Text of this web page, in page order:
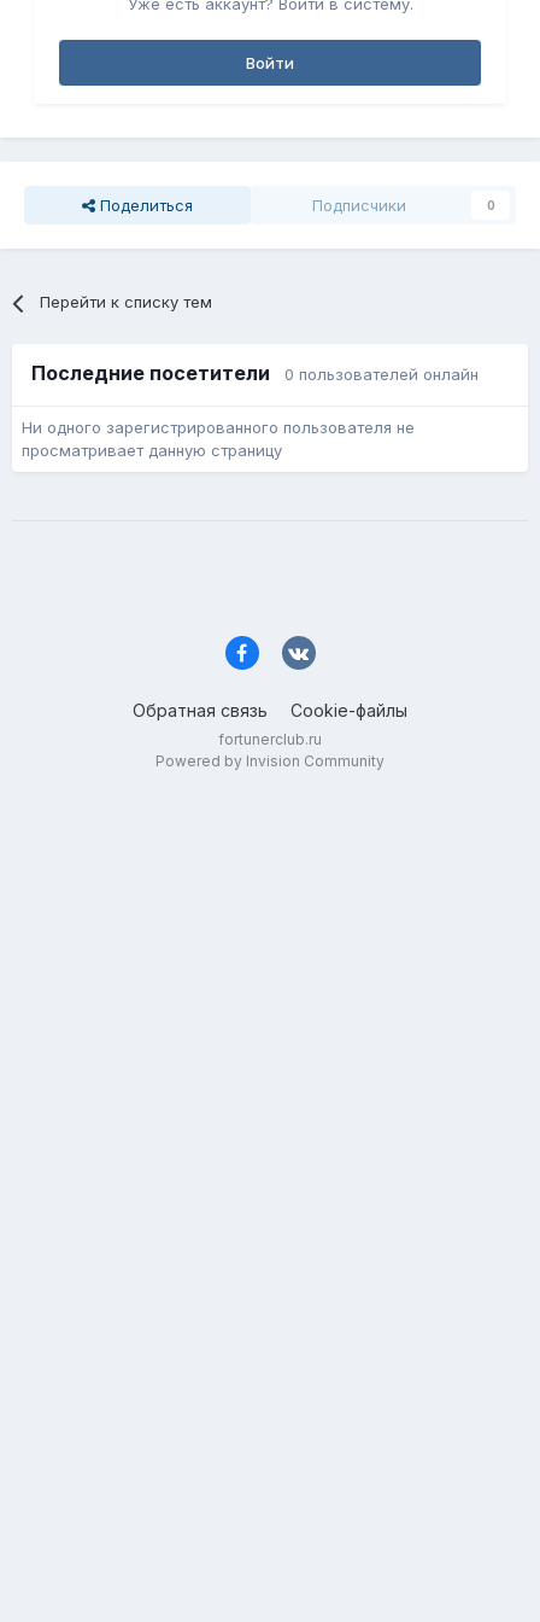
Уже есть аккаунт? Войти в систему.
Войти
Поделиться Подписчики 0
Перейти к списку тем
Последние посетители 0 пользователей онлайн
Ни одного зарегистрированного пользователя не
просматривает данную страницу
Обратная связь Cookie-файлы
fortunerclub.ru
Powered by Invision Community